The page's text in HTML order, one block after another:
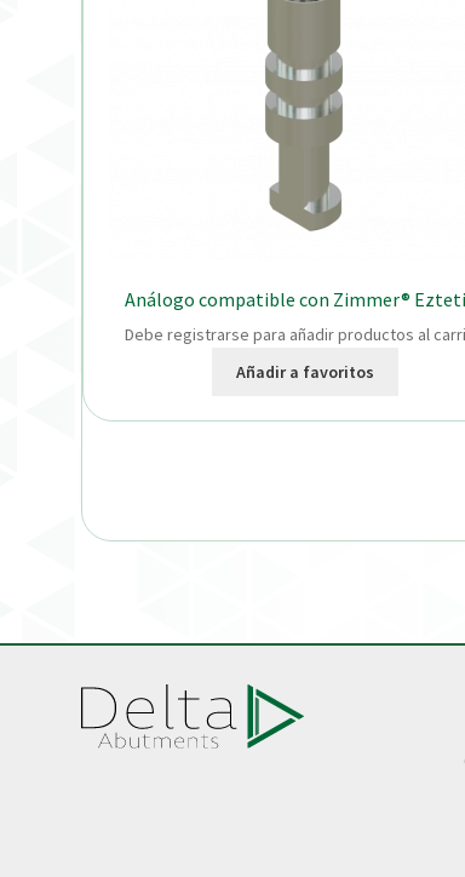
Análogo compatible con Zimmer®
Debe registrarse para añadir productos al
Añadir a favoritos